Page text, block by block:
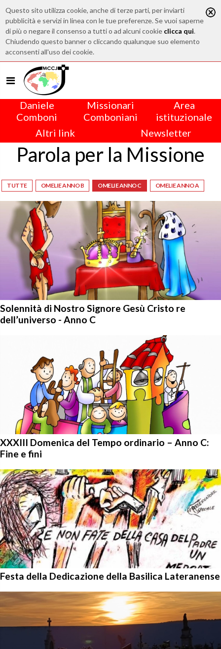
Questo sito utilizza cookie, anche di terze parti, per inviarti
pubblicità e servizi in linea con le tue preferenze. Se vuoi saperne
di più o negare il consenso a tutti o ad alcuni cookie clicca qui.
Chiudendo questo banner o cliccando qualunque suo elemento
acconsenti all'uso dei cookie.
Daniele
Comboni
Missionari
Comboniani
Area
istituzionale
Altri link
Newsletter
Parola per la Missione
TUTTE OMELIE ANNO B OMELIE ANNO C OMELIE ANNO A
Solennità di Nostro Signore Gesù Cristo re
dell’universo - Anno C
XXXIII Domenica del Tempo ordinario – Anno C:
Fine e fini
Festa della Dedicazione della Basilica Lateranense